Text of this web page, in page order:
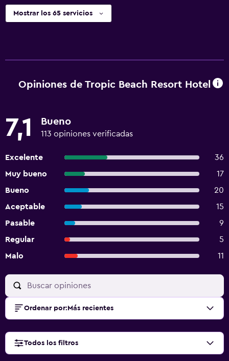
Mostrar los 65 servicios
Opiniones de Tropic Beach Resort Hotel
7,1 Bueno
113 opiniones verificadas
Excelente
36
Muy bueno
17
Bueno
20
Aceptable
15
Pasable
9
Regular
5
Malo
11
Ordenar por: Más recientes
Todos los filtros